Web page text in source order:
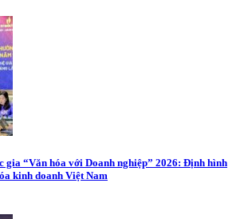
gia “Văn hóa với Doanh nghiệp” 2026: Định hình
kinh doanh Việt Nam